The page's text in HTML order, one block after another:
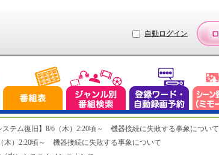
自動ログイン
ステム復旧】8/6（木）2:20頃～ 機器接続に失敗する事象について
木）2:20頃～ 機器接続に失敗する事象について